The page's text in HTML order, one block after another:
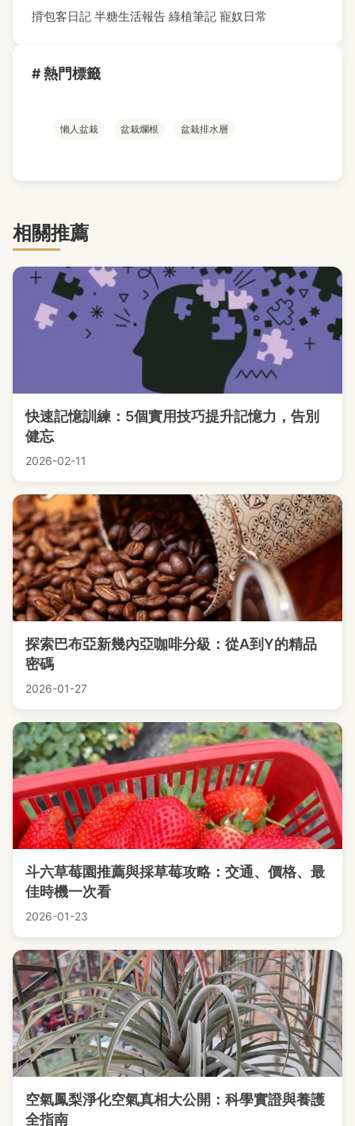
揹包客日記 半糖生活報告 綠植筆記 寵奴日常
# 熱門標籤
懶人盆栽 盆栽爛根 盆栽排水層
相關推薦
快速記憶訓練：5個實用技巧提升記憶力，告別
健忘
2026-02-11
探索巴布亞新幾內亞咖啡分級：從A到Y的精品
密碼
2026-01-27
斗六草莓園推薦與採草莓攻略：交通、價格、最
佳時機一次看
2026-01-23
空氣鳳梨淨化空氣真相大公開：科學實證與養護
全指南